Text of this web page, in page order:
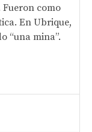
como
En Ubrique,
“una mina”.